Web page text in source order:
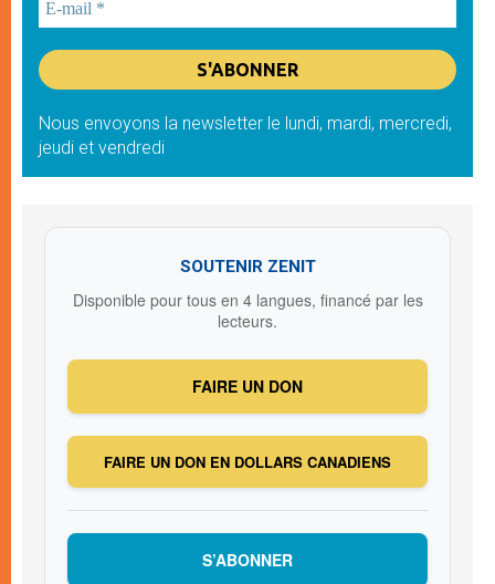
Nous envoyons la newsletter le lundi, mardi, mercredi,
jeudi et vendredi
SOUTENIR ZENIT
Disponible pour tous en 4 langues, financé par les
lecteurs.
FAIRE UN DON
FAIRE UN DON EN DOLLARS CANADIENS
S’ABONNER